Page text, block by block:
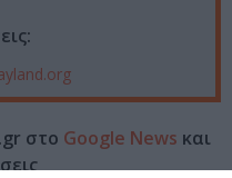
στο Google News και